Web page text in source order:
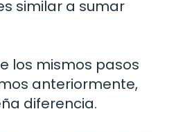
similar a sumar
los mismos pasos
anteriormente,
diferencia.